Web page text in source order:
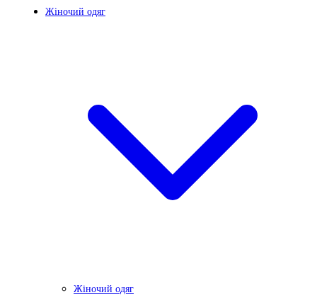
Жіночий одяг
Жіночий одяг